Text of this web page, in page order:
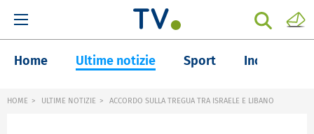
Home Ultime notizie Sport Inchieste
HOME ULTIME NOTIZIE ACCORDO SULLA TREGUA TRA ISRAELE E LIBANO